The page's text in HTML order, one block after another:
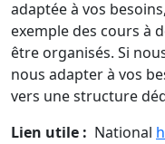
adaptée à vos
exemple des cours à
être organisés. Si
nous adapter à vos
vers une structure
Lien utile : National